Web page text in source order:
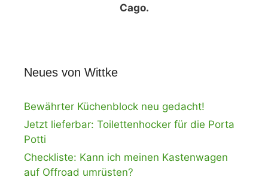
Cago.
Neues von Wittke
Bewährter Küchenblock neu gedacht!
Jetzt lieferbar: Toilettenhocker für die Porta
Potti
Checkliste: Kann ich meinen Kastenwagen
auf Offroad umrüsten?